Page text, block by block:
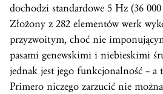
dochodzi standardowe 5 Hz (36
Złożony z 282 elementów werk
przyzwoitym, choć nie
pasami genewskimi i niebieskimi
jednak jest jego funkcjonalność – a
Primero niczego zarzucić nie